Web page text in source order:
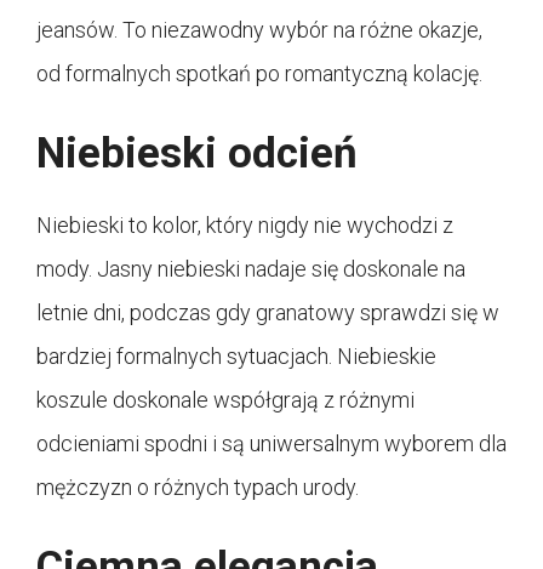
jeansów. To niezawodny wybór na różne okazje,
od formalnych spotkań po romantyczną kolację.
Niebieski odcień
Niebieski to kolor, który nigdy nie wychodzi z
mody. Jasny niebieski nadaje się doskonale na
letnie dni, podczas gdy granatowy sprawdzi się w
bardziej formalnych sytuacjach. Niebieskie
koszule doskonale współgrają z różnymi
odcieniami spodni i są uniwersalnym wyborem dla
mężczyzn o różnych typach urody.